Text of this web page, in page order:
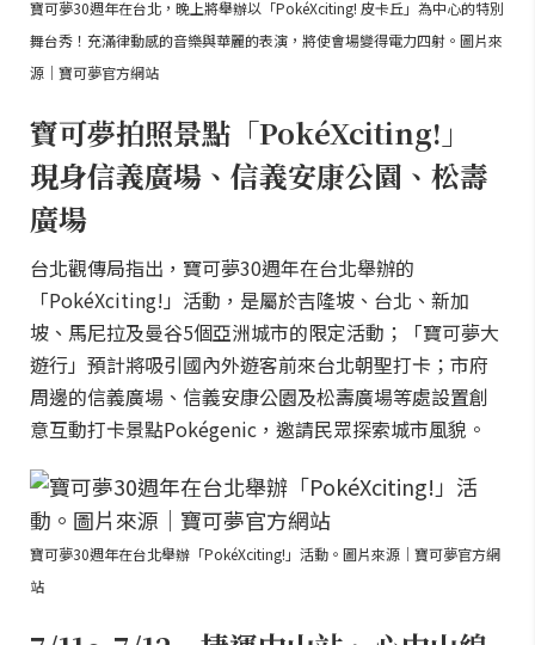
寶可夢30週年在台北，晚上將舉辦以「PokéXciting! 皮卡丘」為中心的特別
舞台秀！充滿律動感的音樂與華麗的表演，將使會場變得電力四射。圖片來
源｜寶可夢官方網站
寶可夢拍照景點「PokéXciting!」
現身信義廣場、信義安康公園、松壽
廣場
台北觀傳局指出，寶可夢30週年在台北舉辦的
「PokéXciting!」活動，是屬於吉隆坡、台北、新加
坡、馬尼拉及曼谷5個亞洲城市的限定活動；「寶可夢大
遊行」預計將吸引國內外遊客前來台北朝聖打卡；市府
周邊的信義廣場、信義安康公園及松壽廣場等處設置創
意互動打卡景點Pokégenic，邀請民眾探索城市風貌。
寶可夢30週年在台北舉辦「PokéXciting!」活動。圖片來源｜寶可夢官方網
站